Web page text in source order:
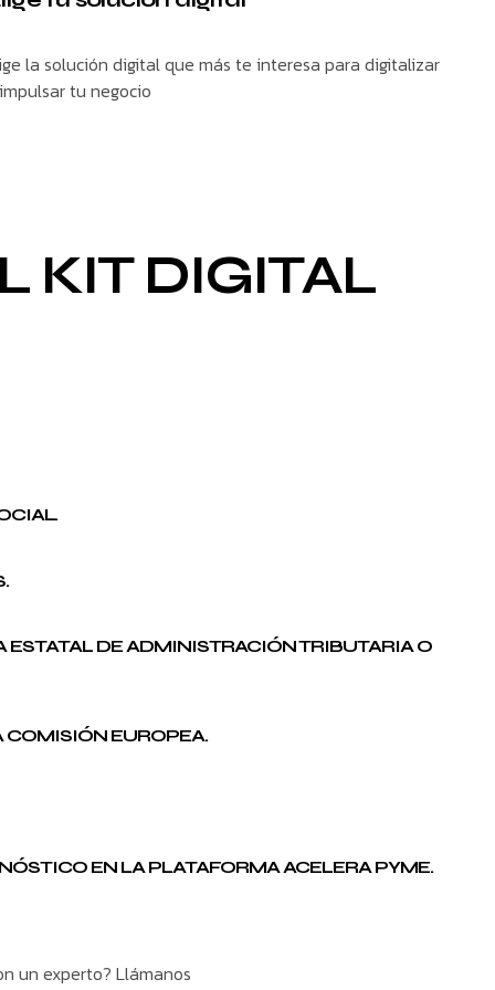
la solución digital que más te interesa para digitalizar
tu negocio
KIT DIGITAL
ESTATAL DE ADMINISTRACIÓN TRIBUTARIA O
COMISIÓN EUROPEA.
EN LA PLATAFORMA ACELERA PYME.
un experto? Llámanos